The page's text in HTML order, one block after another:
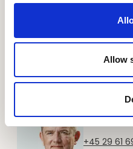
Allow
med gæstens
Kontakt os
Torben
+45 29 61